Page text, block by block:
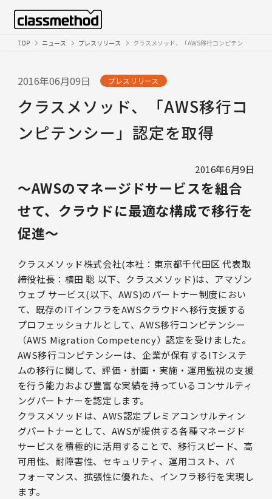
TOP ニュース プレスリリース クラスメソッド、「AWS移行コンピテンシー」認定を取得
2016年06月09日 プレスリリース
クラスメソッド、「AWS移行コ
ンピテンシー」認定を取得
2016年6月9日
〜AWSのマネージドサービスを組合
せて、クラウドに最適な構成で移行を
促進〜
クラスメソッド株式会社(本社：東京都千代田区 代表取
締役社長：横田 聡 以下、クラスメソッド)は、アマゾン
ウェブ サービス(以下、AWS)のパートナー制度におい
て、既存のITインフラをAWSクラウドへ移行支援する
プロフェッショナルとして、AWS移行コンピテンシー
（AWS Migration Competency）認定を受けました。
AWS移行コンピテンシーは、企業が保有するITシステ
ムの移行に関して、評価・計画・実施・運用監視の支援
を行う能力および豊富な実績を持っているコンサルティ
ングパートナーを認定します。
クラスメソッドは、AWS認定プレミアコンサルティン
グパートナーとして、AWSが提供する各種マネージド
サービスを積極的に活用することで、移行スピード、高
可用性、耐障害性、セキュリティ、運用コスト、パ
フォーマンス、拡張性に優れた、インフラ移行を実現し
ます。